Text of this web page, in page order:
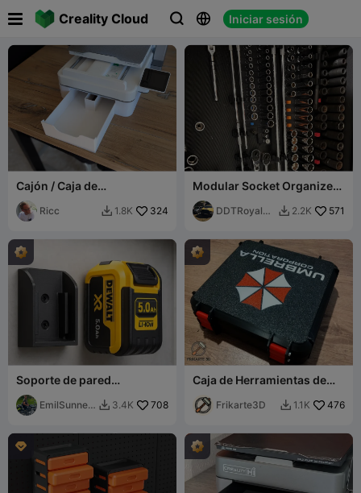
Creality Cloud   Iniciar sesión
 
Cajón / Caja de
herramientas debajo de
Creality SPARKX i7
Ricc  1.8K 324
Modular Socket Organizers
(1/4 - 3/8 - 1/2)
DDTRoyalBe
 2.2K 571
Soporte de pared
compacto para baterías
DeWalt 20V/18V XR
EmilSunner
 3.4K 708
Caja de Herramientas de
Frikarte3D  1.1K 476
